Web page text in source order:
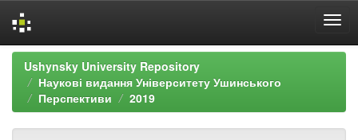
Skip
navigation
Ushynsky University Repository
Наукові видання Університету Ушинського
Перспективи
2019